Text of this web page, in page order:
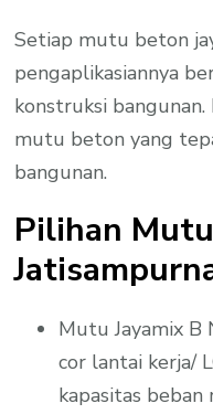
Setiap mutu beton
pengaplikasiannya
konstruksi
mutu beton yang
bangunan.
Pilihan
Mutu Jayamix
cor lantai kerja/
kapasitas beban